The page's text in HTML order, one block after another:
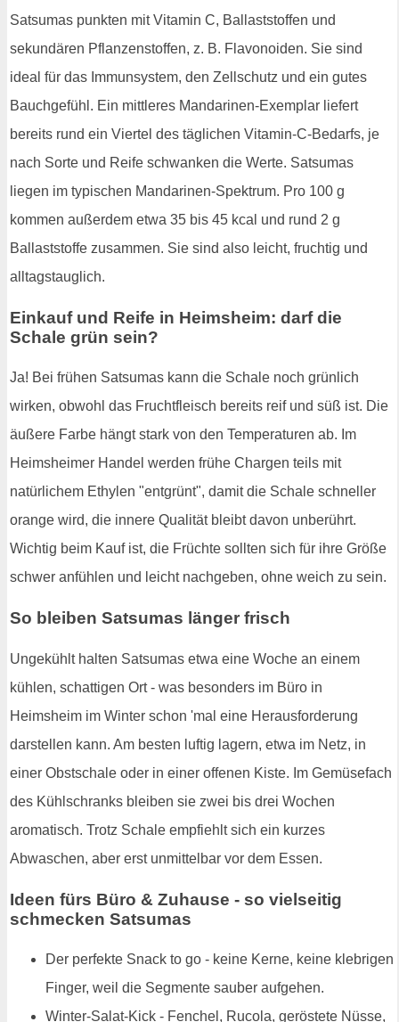
Satsumas punkten mit Vitamin C, Ballaststoffen und
sekundären Pflanzenstoffen, z. B. Flavonoiden. Sie sind
ideal für das Immunsystem, den Zellschutz und ein gutes
Bauchgefühl. Ein mittleres Mandarinen-Exemplar liefert
bereits rund ein Viertel des täglichen Vitamin-C-Bedarfs, je
nach Sorte und Reife schwanken die Werte. Satsumas
liegen im typischen Mandarinen-Spektrum. Pro 100 g
kommen außerdem etwa 35 bis 45 kcal und rund 2 g
Ballaststoffe zusammen. Sie sind also leicht, fruchtig und
alltagstauglich.
Einkauf und Reife in Heimsheim: darf die
Schale grün sein?
Ja! Bei frühen Satsumas kann die Schale noch grünlich
wirken, obwohl das Fruchtfleisch bereits reif und süß ist. Die
äußere Farbe hängt stark von den Temperaturen ab. Im
Heimsheimer Handel werden frühe Chargen teils mit
natürlichem Ethylen "entgrünt", damit die Schale schneller
orange wird, die innere Qualität bleibt davon unberührt.
Wichtig beim Kauf ist, die Früchte sollten sich für ihre Größe
schwer anfühlen und leicht nachgeben, ohne weich zu sein.
So bleiben Satsumas länger frisch
Ungekühlt halten Satsumas etwa eine Woche an einem
kühlen, schattigen Ort - was besonders im Büro in
Heimsheim im Winter schon 'mal eine Herausforderung
darstellen kann. Am besten luftig lagern, etwa im Netz, in
einer Obstschale oder in einer offenen Kiste. Im Gemüsefach
des Kühlschranks bleiben sie zwei bis drei Wochen
aromatisch. Trotz Schale empfiehlt sich ein kurzes
Abwaschen, aber erst unmittelbar vor dem Essen.
Ideen fürs Büro & Zuhause - so vielseitig
schmecken Satsumas
Der perfekte Snack to go - keine Kerne, keine klebrigen
Finger, weil die Segmente sauber aufgehen.
Winter-Salat-Kick - Fenchel, Rucola, geröstete Nüsse,